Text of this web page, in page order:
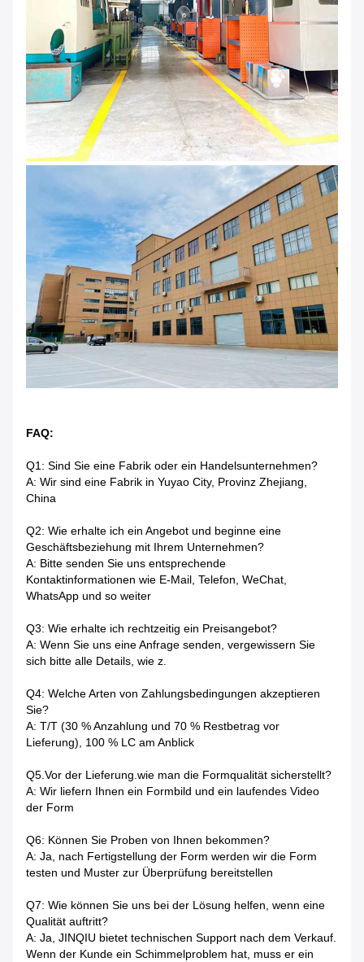
FAQ:
Q1: Sind Sie eine Fabrik oder ein Handelsunternehmen?
A: Wir sind eine Fabrik in Yuyao City, Provinz Zhejiang,
China
Q2: Wie erhalte ich ein Angebot und beginne eine
Geschäftsbeziehung mit Ihrem Unternehmen?
A: Bitte senden Sie uns entsprechende
Kontaktinformationen wie E-Mail, Telefon, WeChat,
WhatsApp und so weiter
Q3: Wie erhalte ich rechtzeitig ein Preisangebot?
A: Wenn Sie uns eine Anfrage senden, vergewissern Sie
sich bitte alle Details, wie z.
Q4: Welche Arten von Zahlungsbedingungen akzeptieren
Sie?
A: T/T (30 % Anzahlung und 70 % Restbetrag vor
Lieferung), 100 % LC am Anblick
Q5.Vor der Lieferung.wie man die Formqualität sicherstellt?
A: Wir liefern Ihnen ein Formbild und ein laufendes Video
der Form
Q6: Können Sie Proben von Ihnen bekommen?
A: Ja, nach Fertigstellung der Form werden wir die Form
testen und Muster zur Überprüfung bereitstellen
Q7: Wie können Sie uns bei der Lösung helfen, wenn eine
Qualität auftritt?
A: Ja, JINQIU bietet technischen Support nach dem Verkauf.
Wenn der Kunde ein Schimmelproblem hat, muss er ein